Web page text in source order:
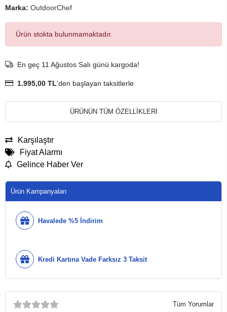
Marka: OutdoorChef
Ürün stokta bulunmamaktadır.
En geç 11 Ağustos Salı günü kargoda!
1.995,00 TL'den başlayan taksitlerle
ÜRÜNÜN TÜM ÖZELLİKLERİ
Karşılaştır
Fiyat Alarmı
Gelince Haber Ver
Ürün Kampanyaları
Havalede %5 İndirim
Kredi Kartına Vade Farksız 3 Taksit
Tüm Yorumlar